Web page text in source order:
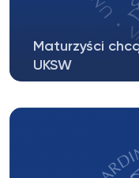
Maturzyści
UKSW
Dziennik